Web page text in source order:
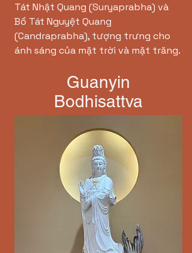
Tát Nhật Quang (Suryaprabha) và
Bồ Tát Nguyệt Quang
(Candraprabha), tượng trưng cho
ánh sáng của mặt trời và mặt trăng.
Guanyin
Bodhisattva